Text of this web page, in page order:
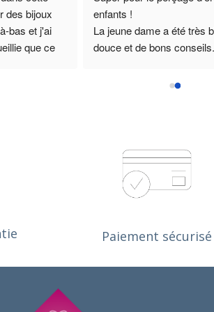
Merci pour le service .
Paiement sécurisé